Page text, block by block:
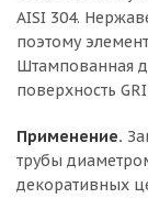
AISI 304.
поэтому
Штампованная
поверхность
Применение.
трубы
декоративных